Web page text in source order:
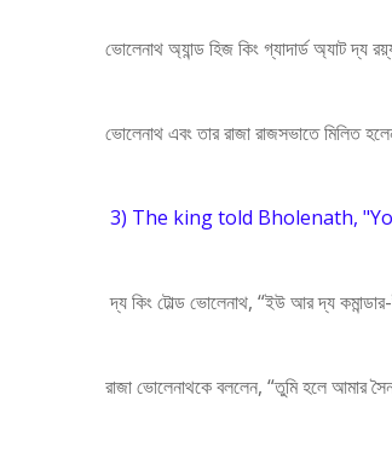
ভোলেনাথ অ্যান্ড হিজ কিং গ্যাদার্ড অ্যাট দ্য
ভোলেনাথ এবং তার রাজারাজসভাতে মিলিত
3) The king told Bholenath,
দ্য কিং টোল্ড ভোলেনাথ, “ইউ আর দ্য
রাজা ভোলেনাথকে বললেন, “তুমি হলে আমার